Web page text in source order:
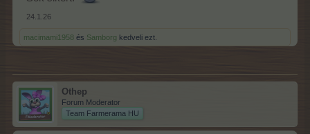
24.1.26
macimami1958 és Samborg kedveli ezt.
Othep
Forum Moderator
Team Farmerama HU